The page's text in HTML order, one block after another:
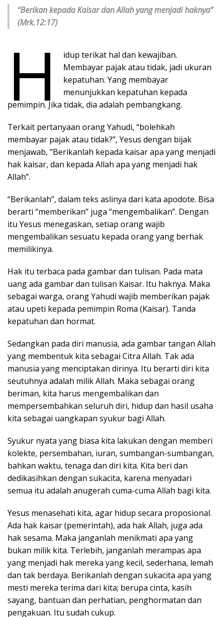
“Berikan kepada Kaisar dan Allah yang menjadi haknya”
(Mrk.12:17)
H
idup terikat hal dan kewajiban.
Membayar pajak atau tidak, jadi ukuran
kepatuhan. Yang membayar
menunjukkan kepatuhan kepada
pemimpin. Jika tidak, dia adalah pembangkang.
Terkait pertanyaan orang Yahudi, “bolehkah
membayar pajak atau tidak?”, Yesus dengan bijak
menjawab, “Berikanlah kepada kaisar apa yang menjadi
hak kaisar, dan kepada Allah apa yang menjadi hak
Allah”.
“Berikanlah”, dalam teks aslinya dari kata apodote. Bisa
berarti “memberikan” juga “mengembalikan”. Dengan
itu Yesus menegaskan, setiap orang wajib
mengembalikan sesuatu kepada orang yang berhak
memilikinya.
Hak itu terbaca pada gambar dan tulisan. Pada mata
uang ada gambar dan tulisan Kaisar. Itu haknya. Maka
sebagai warga, orang Yahudi wajib memberikan pajak
atau upeti kepada pemimpin Roma (Kaisar). Tanda
kepatuhan dan hormat.
Sedangkan pada diri manusia, ada gambar tangan Allah
yang membentuk kita sebagai Citra Allah. Tak ada
manusia yang menciptakan dirinya. Itu berarti diri kita
seutuhnya adalah milik Allah. Maka sebagai orang
beriman, kita harus mengembalikan dan
mempersembahkan seluruh diri, hidup dan hasil usaha
kita sebagai uangkapan syukur bagi Allah.
Syukur nyata yang biasa kita lakukan dengan memberi
kolekte, persembahan, iuran, sumbangan-sumbangan,
bahkan waktu, tenaga dan diri kita. Kita beri dan
dedikasihkan dengan sukacita, karena menyadari
semua itu adalah anugerah cuma-cuma Allah bagi kita.
Yesus menasehati kita, agar hidup secara proposional.
Ada hak kaisar (pemerintah), ada hak Allah, juga ada
hak sesama. Maka janganlah menikmati apa yang
bukan milik kita. Terlebih, janganlah merampas apa
yang menjadi hak mereka yang kecil, sederhana, lemah
dan tak berdaya. Berikanlah dengan sukacita apa yang
mesti mereka terima dari kita; berupa cinta, kasih
sayang, bantuan dan perhatian, penghormatan dan
pengakuan. Itu sudah cukup.